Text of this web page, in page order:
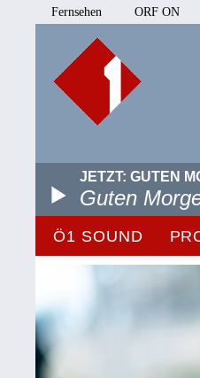
Fernsehen ORF ON
JETZT: GUTEN
Guten
Ö1 SOUND